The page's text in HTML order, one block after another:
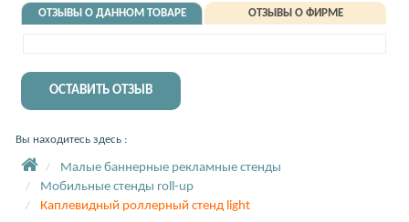
ОТЗЫВЫ О ДАННОМ ТОВАРЕ ОТЗЫВЫ О ФИРМЕ
ОСТАВИТЬ ОТЗЫВ
Вы находитесь здесь :
Малые баннерные рекламные стенды
Мобильные стенды roll-up
Каплевидный роллерный стенд light